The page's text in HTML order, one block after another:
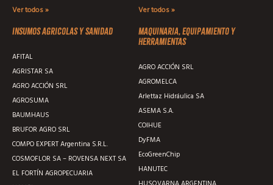
Ver todos » Ver todos »
Insumos agricolas y sanidad
AFITAL
AGRISTAR SA
AGRO ACCIÓN SRL
AGROSUMA
BAUMHAUS
BRUFOR AGRO SRL
COMPO EXPERT Argentina S.R.L.
COSMOFLOR SA – ROVENSA NEXT SA
EL FORTÍN AGROPECUARIA
Maquinaria, equipamiento y
herramientas
AGRO ACCIÓN SRL
AGROMELCA
Arlettaz Hidráulica SA
ASEMA S.A.
COIHUE
DyFMA
EcoGreenChip
HANUTEC